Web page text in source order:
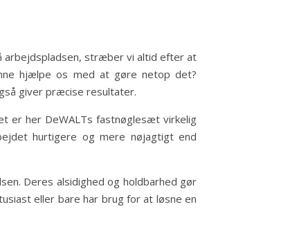
arbejdspladsen, stræber vi altid efter at
hjælpe os med at gøre netop det?
giver præcise resultater.
er her DeWALTs fastnøglesæt virkelig
hurtigere og mere nøjagtigt end
Deres alsidighed og holdbarhed gør
eller bare har brug for at løsne en